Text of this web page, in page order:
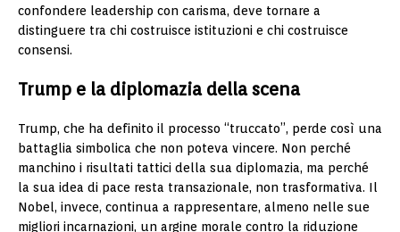
confondere leadership con carisma, deve tornare a
distinguere tra chi costruisce istituzioni e chi costruisce
consensi.
Trump e la diplomazia della scena
Trump, che ha definito il processo “truccato”, perde così una
battaglia simbolica che non poteva vincere. Non perché
manchino i risultati tattici della sua diplomazia, ma perché
la sua idea di pace resta transazionale, non trasformativa. Il
Nobel, invece, continua a rappresentare, almeno nelle sue
migliori incarnazioni, un argine morale contro la riduzione